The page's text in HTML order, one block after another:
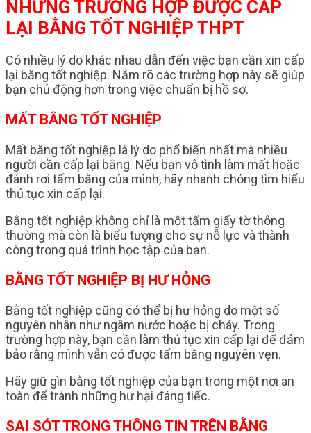
NHỮNG TRƯỜNG HỢP ĐƯỢC CẤP
LẠI BẰNG TỐT NGHIỆP THPT
Có nhiều lý do khác nhau dẫn đến việc bạn cần xin cấp
lại bằng tốt nghiệp. Nắm rõ các trường hợp này sẽ giúp
bạn chủ động hơn trong việc chuẩn bị hồ sơ.
MẤT BẰNG TỐT NGHIỆP
Mất bằng tốt nghiệp là lý do phổ biến nhất mà nhiều
người cần cấp lại bằng. Nếu bạn vô tình làm mất hoặc
đánh rơi tấm bằng của mình, hãy nhanh chóng tìm hiểu
thủ tục xin cấp lại.
Bằng tốt nghiệp không chỉ là một tấm giấy tờ thông
thường mà còn là biểu tượng cho sự nỗ lực và thành
công trong quá trình học tập của bạn.
BẰNG TỐT NGHIỆP BỊ HƯ HỎNG
Bằng tốt nghiệp cũng có thể bị hư hỏng do một số
nguyên nhân như ngâm nước hoặc bị cháy. Trong
trường hợp này, bạn cần làm thủ tục xin cấp lại để đảm
bảo rằng mình vẫn có được tấm bằng nguyên vẹn.
Hãy giữ gìn bằng tốt nghiệp của bạn trong một nơi an
toàn để tránh những hư hại đáng tiếc.
SAI SÓT TRONG THÔNG TIN TRÊN BẰNG